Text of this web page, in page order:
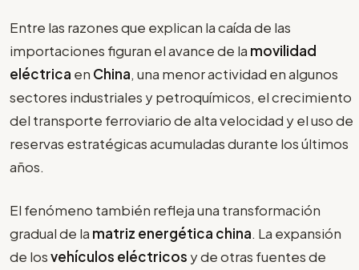
Entre las razones que explican la caída de las
importaciones figuran el avance de la movilidad
eléctrica en China, una menor actividad en algunos
sectores industriales y petroquímicos, el crecimiento
del transporte ferroviario de alta velocidad y el uso de
reservas estratégicas acumuladas durante los últimos
años.
El fenómeno también refleja una transformación
gradual de la matriz energética china. La expansión
de losvehículos eléctricos y de otras fuentes de